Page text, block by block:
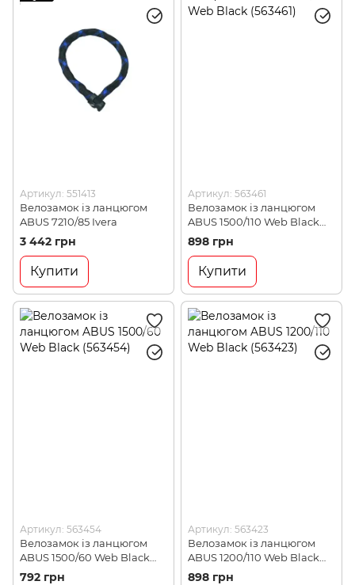
Артикул: 551413
Велозамок із ланцюгом
ABUS 7210/85 Ivera
3 442 грн
Купити
Артикул: 563461
Велозамок із ланцюгом
ABUS 1500/110 Web Black
(563461)
898 грн
Купити
Артикул: 563454
Велозамок із ланцюгом
ABUS 1500/60 Web Black
(563454)
792 грн
Артикул: 563423
Велозамок із ланцюгом
ABUS 1200/110 Web Black
(563423)
898 грн